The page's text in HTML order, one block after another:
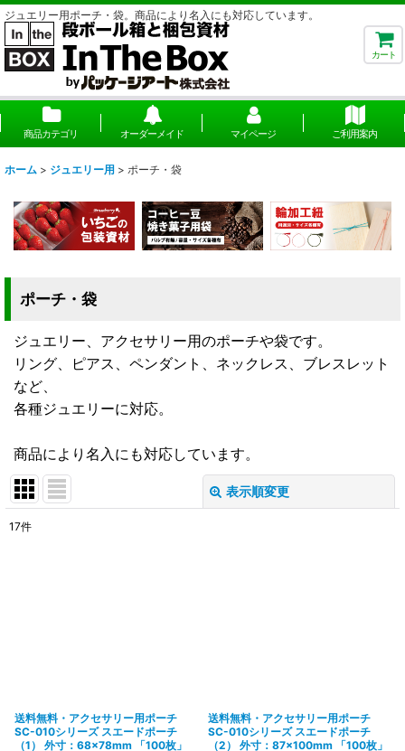
ジュエリー用ポーチ・袋。商品により名入にも対応しています。
カート
商品カテゴリ オーダーメイド マイページ ご利用案内
ホーム > ジュエリー用 > ポーチ・袋
ポーチ・袋
ジュエリー、アクセサリー用のポーチや袋です。
リング、ピアス、ペンダント、ネックレス、ブレスレット
など、
各種ジュエリーに対応。
商品により名入にも対応しています。
表示順変更
17件
送料無料・アクセサリー用ポーチ
SC-010シリーズ スエードポーチ
（1） 外寸：68×78mm 「100枚」
送料無料・アクセサリー用ポーチ
SC-010シリーズ スエードポーチ
（2） 外寸：87×100mm 「100枚」